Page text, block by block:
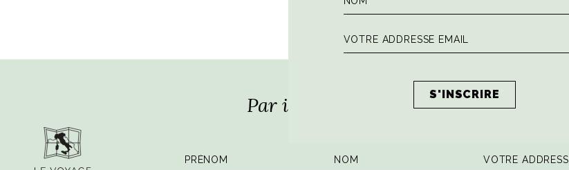
Par ici la dose hebdomadaire de